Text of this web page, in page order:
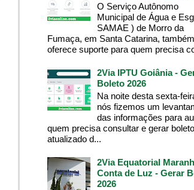
O Serviço Autônomo
Municipal de Água e
SAMAE ) de Morro da
Fumaça, em Santa Catarina, também
oferece suporte para quem precisa
2Via IPTU Goiânia -
Boleto 2026
Na noite desta sexta-
nós fizemos um
das informações para
quem precisa consultar e gerar boleto
atualizado d...
2Via Equatorial
Conta de Luz - Gerar
2026